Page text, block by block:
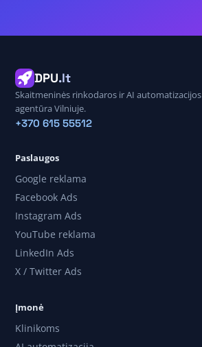
DPU.lt
Skaitmeninės rinkodaros ir AI automatizacijos
agentūra Vilniuje.
+370 615 55512
Paslaugos
Google reklama
Facebook Ads
Instagram Ads
YouTube reklama
LinkedIn Ads
X / Twitter Ads
Įmonė
Klinikoms